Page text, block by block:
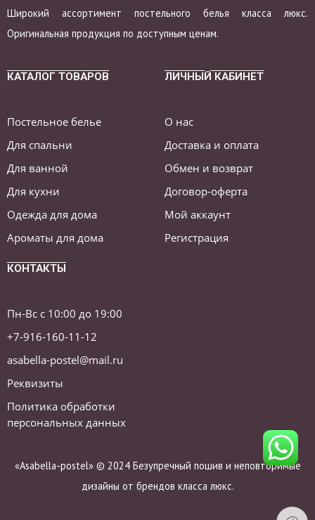
Широкий ассортимент постельного белья класса люкс.
Оригинальная продукция по доступным ценам.
КАТАЛОГ ТОВАРОВ
Постельное белье
Для спальни
Для ванной
Для кухни
Одежда для дома
Ароматы для дома
ЛИЧНЫЙ КАБИНЕТ
О нас
Доставка и оплата
Обмен и возврат
Договор-оферта
Мой аккаунт
Регистрация
КОНТАКТЫ
Пн-Вс с 10:00 до 19:00
+7-916-160-11-12
asabella-postel@mail.ru
Реквизиты
Политика обработки
персональных данных
«Asabella-postel» © 2024 Безупречный пошив и неповторимые
дизайны от брендов класса люкс.